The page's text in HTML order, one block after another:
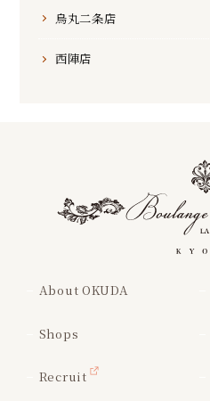
烏丸二条店
西陣店
About OKUDA
Shops
Recruit